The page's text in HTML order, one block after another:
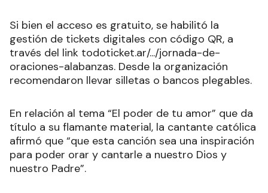
Si bien el acceso es gratuito, se habilitó la
gestión de tickets digitales con código QR, a
través del link todoticket.ar/.../jornada-de-
oraciones-alabanzas. Desde la organización
recomendaron llevar silletas o bancos plegables.
En relación al tema “El poder de tu amor” que da
título a su flamante material, la cantante católica
afirmó que “que esta canción sea una inspiración
para poder orar y cantarle a nuestro Dios y
nuestro Padre”.